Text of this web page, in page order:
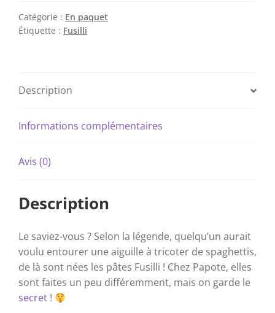
Catégorie : En paquet
Étiquette : Fusilli
Description
Informations complémentaires
Avis (0)
Description
Le saviez-vous ? Selon la légende, quelqu’un aurait
voulu entourer une aiguille à tricoter de spaghettis,
de là sont nées les pâtes Fusilli ! Chez Papote, elles
sont faites un peu différemment, mais on garde le
secret !